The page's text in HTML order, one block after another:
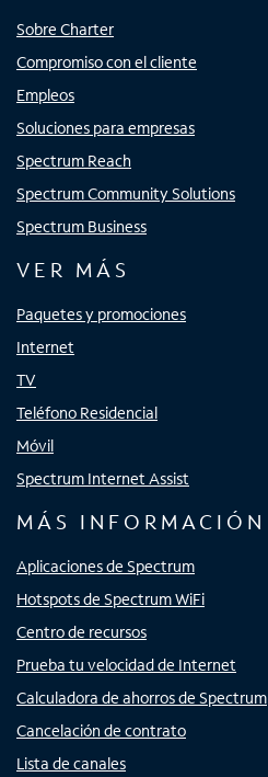
Sobre Charter
Compromiso con el cliente
Empleos
Soluciones para empresas
Spectrum Reach
Spectrum Community Solutions
Spectrum Business
VER MÁS
Paquetes y promociones
Internet
TV
Teléfono Residencial
Móvil
Spectrum Internet Assist
MÁS INFORMACIÓN
Aplicaciones de Spectrum
Hotspots de Spectrum WiFi
Centro de recursos
Prueba tu velocidad de Internet
Calculadora de ahorros de Spectrum
Cancelación de contrato
Lista de canales